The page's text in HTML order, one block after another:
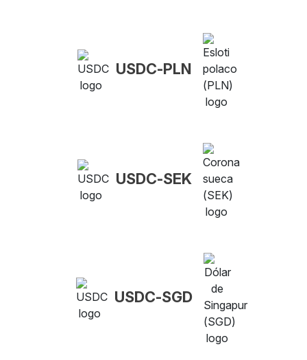
USDC-PLN
USDC-SEK
USDC-SGD